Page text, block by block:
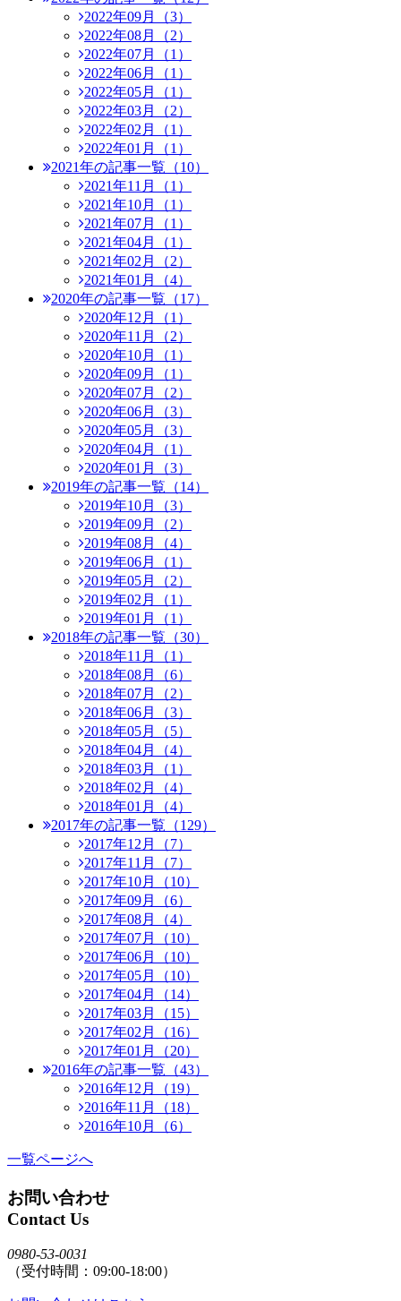
2022年09月（3）
2022年08月（2）
2022年07月（1）
2022年06月（1）
2022年05月（1）
2022年03月（2）
2022年02月（1）
2022年01月（1）
2021年の記事一覧（10）
2021年11月（1）
2021年10月（1）
2021年07月（1）
2021年04月（1）
2021年02月（2）
2021年01月（4）
2020年の記事一覧（17）
2020年12月（1）
2020年11月（2）
2020年10月（1）
2020年09月（1）
2020年07月（2）
2020年06月（3）
2020年05月（3）
2020年04月（1）
2020年01月（3）
2019年の記事一覧（14）
2019年10月（3）
2019年09月（2）
2019年08月（4）
2019年06月（1）
2019年05月（2）
2019年02月（1）
2019年01月（1）
2018年の記事一覧（30）
2018年11月（1）
2018年08月（6）
2018年07月（2）
2018年06月（3）
2018年05月（5）
2018年04月（4）
2018年03月（1）
2018年02月（4）
2018年01月（4）
2017年の記事一覧（129）
2017年12月（7）
2017年11月（7）
2017年10月（10）
2017年09月（6）
2017年08月（4）
2017年07月（10）
2017年06月（10）
2017年05月（10）
2017年04月（14）
2017年03月（15）
2017年02月（16）
2017年01月（20）
2016年の記事一覧（43）
2016年12月（19）
2016年11月（18）
2016年10月（6）
一覧ページへ
お問い合わせ
Contact Us
0980-53-0031
（受付時間：09:00-18:00）